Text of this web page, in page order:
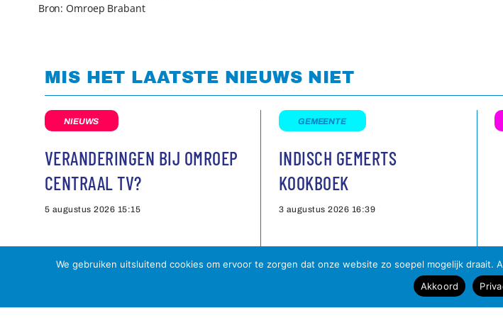
Bron: Omroep Brabant
MIS HET LAATSTE NIEUWS NIET
NIEUWS
VERANDERINGEN BIJ OMROEP
CENTRAAL TV?
5 augustus 2026 15:15
GEMEENTE
INDISCH GEMERTS
KOOKBOEK
3 augustus 2026 16:39
We gebruiken uitsluitend cookies om ervoor te zorgen dat onze website zo soepel mogelijk
Akkoord